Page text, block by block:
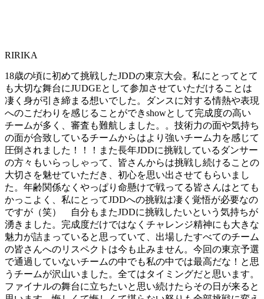
RIRIKA
18歳の頃に初めて挑戦したJDDの東京大会。私にとってとて
も大切な舞台にJUDGEとして参加させていただけることは
凄く身が引き締まる想いでした。ダンスに対する情熱や表現
へのこだわりを感じることができshowとして完成度の高い
チームが多く、審査も難航しました。。技術力の面や気持ち
の面が合致しているチームからはより強いチーム力を感じて
圧倒されました！！！また長年JDDに挑戦しているダンサー
の方々もいらっしゃって、皆さんからは挑戦し続けることの
大切さを魅せていただき、初心を思い出させてもらいまし
た。年齢関係なくやっぱり命懸けで戦ってる皆さんはとても
かっこよく、私にとってJDDへの挑戦は凄く覚悟が必要なの
ですが（笑） 自分もまたJDDに挑戦したいという気持ちが
湧きました。完成度だけではなくチャレンジ精神にも大きな
魅力が詰まっていると思っていて、出場したすべてのチーム
の皆さんへのリスペクトは今も止みません。今回の東京予選
で通過していないチームの中でも私の中では最高だな！と思
うチームが沢山いました。全てはタイミングだと思います。
ファイナルの舞台に立ちたいと思い続けたらその日が来ると